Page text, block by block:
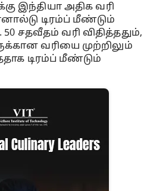
இந்தியா அதிக வரி
டிரம்ப் மீண்டும்
சதவீதம் வரி விதித்ததும்,
வரியை முற்றிலும்
டிரம்ப் மீண்டும்